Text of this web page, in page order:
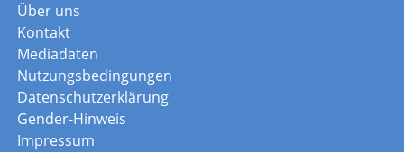
Über uns
Kontakt
Mediadaten
Nutzungsbedingungen
Datenschutzerklärung
Gender-Hinweis
Impressum